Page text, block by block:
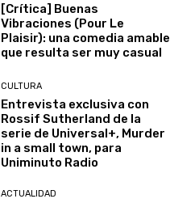
[Crítica] Buenas
Vibraciones (Pour Le
Plaisir): una comedia amable
que resulta ser muy casual
CULTURA
Entrevista exclusiva con
Rossif Sutherland de la
serie de Universal+, Murder
in a small town, para
Uniminuto Radio
ACTUALIDAD